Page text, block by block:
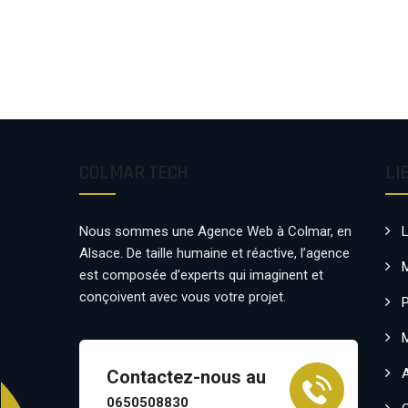
Nous sommes une Agence Web à Colmar, en
Alsace. De taille humaine et réactive, l’agence
est composée d’experts qui imaginent et
conçoivent avec vous votre projet.
Contactez-nous au
0650508830